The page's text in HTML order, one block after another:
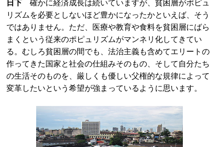
日下 確かに経済成長は続いていますが、貧困層がポピュ
リズムを必要としないほど豊かになったかといえば、そう
ではありません。ただ、医療や教育や食料を貧困層にばら
まくという従来のポピュリズムがマンネリ化してきてい
る。むしろ貧困層の間でも、法治主義も含めてエリートの
作ってきた国家と社会の仕組みそのもの、そして自分たち
の生活そのものを、厳しくも優しい父権的な規律によって
変革したいという希望が強まっているように思います。